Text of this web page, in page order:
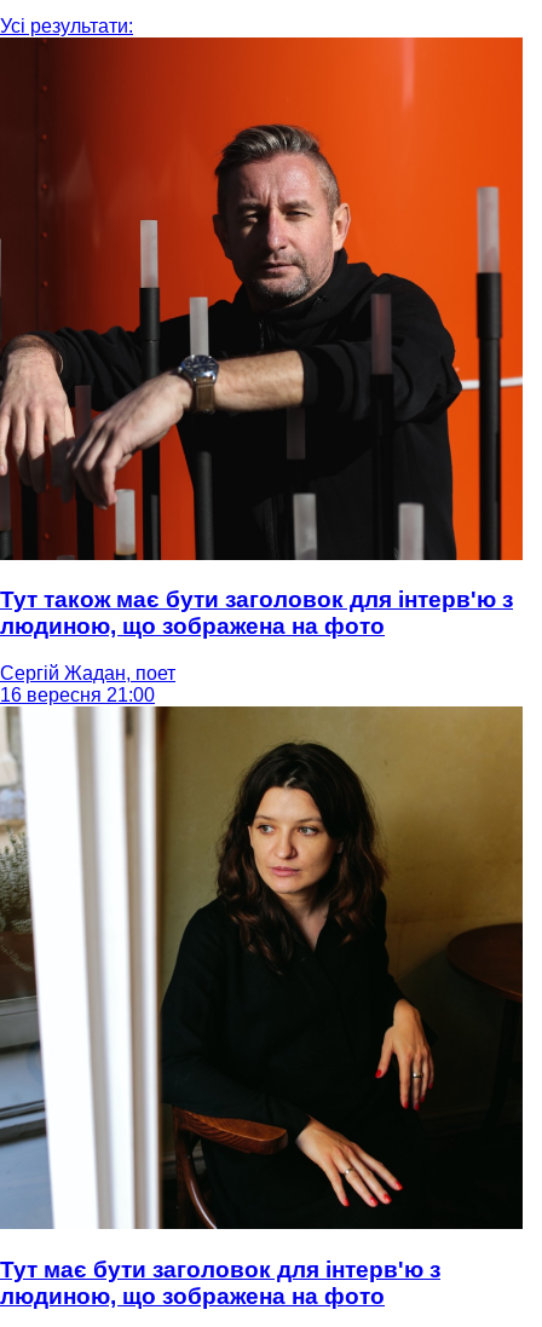
Усі результати:
Тут також має бути заголовок для інтерв'ю з
людиною, що зображена на фото
Сергій Жадан, поет
16 вересня 21:00
Тут має бути заголовок для інтерв'ю з
людиною, що зображена на фото